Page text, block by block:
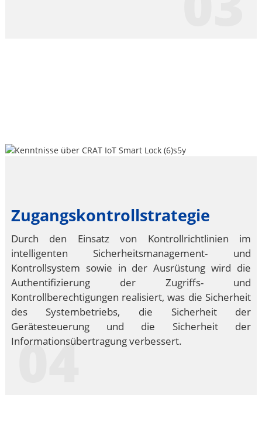
Zugangskontrollstrategie
Durch den Einsatz von Kontrollrichtlinien im
intelligenten Sicherheitsmanagement- und
Kontrollsystem sowie in der Ausrüstung wird die
Authentifizierung der Zugriffs- und
Kontrollberechtigungen realisiert, was die Sicherheit
des Systembetriebs, die Sicherheit der
Gerätesteuerung und die Sicherheit der
Informationsübertragung verbessert.
04